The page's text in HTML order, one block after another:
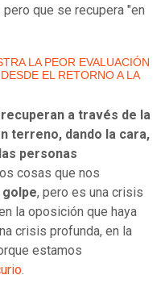
pero que se recupera "en
LA PEOR EVALUACIÓN
EL RETORNO A LA
a través de la
terreno, dando la cara,
personas
cosas que nos
golpe, pero es una crisis
la oposición que haya
crisis profunda, en la
estamos
.